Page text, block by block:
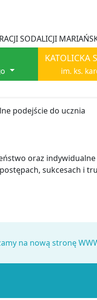
SODALICJI
KATOLICKA
im. ks.
podejście do ucznia
oraz
sukcesach i
na nową stronę